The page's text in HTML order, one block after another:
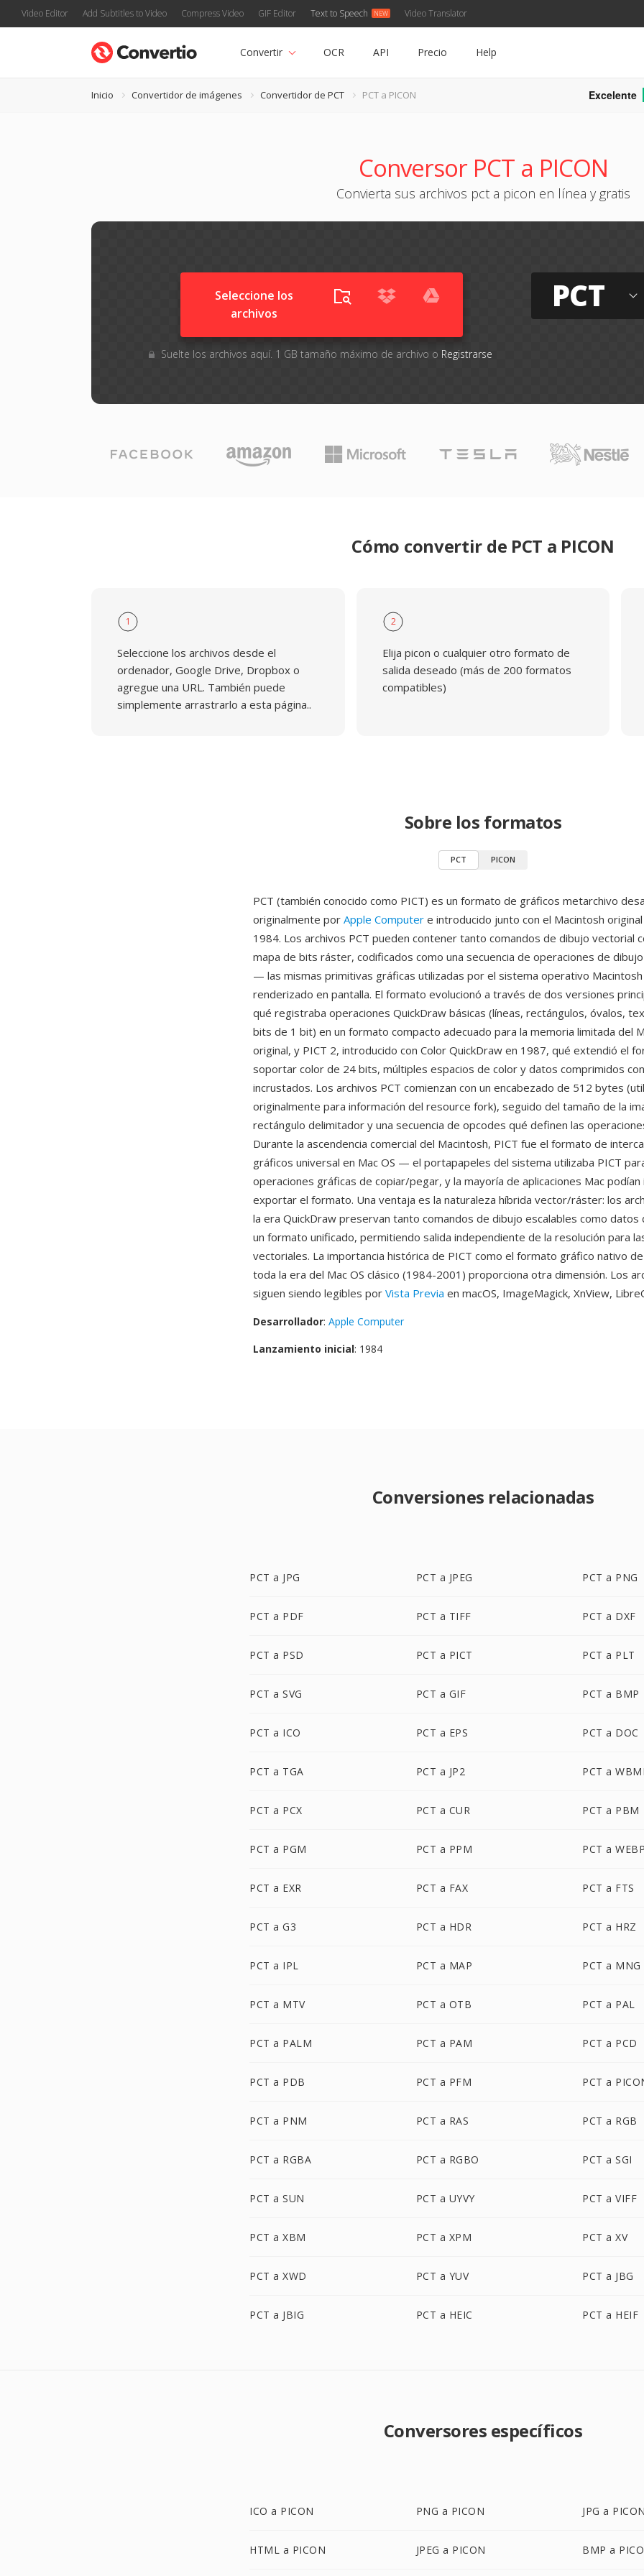
Video Editor Add Subtitles to Video Compress Video GIF Editor Text to Speech Video Translator
Convertir OCR API Precio Help
Inicio Convertidor de imágenes Convertidor de PCT PCT a PICON Excelente
Conversor PCT a PICON
Convierta sus archivos pct a picon en línea y gratis
Seleccione los
archivos
Suelte los archivos aquí. 1 GB tamaño máximo de archivo o Registrarse
PCT
Cómo convertir de PCT a PICON
1
Seleccione los archivos desde el
ordenador, Google Drive, Dropbox o
agregue una URL. También puede
simplemente arrastrarlo a esta página..
2
Elija picon o cualquier otro formato de
salida deseado (más de 200 formatos
compatibles)
Sobre los formatos
PCT PICON
PCT (también conocido como PICT) es un formato de gráficos metarchivo
originalmente por Apple Computer e introducido junto con el Macintosh
1984. Los archivos PCT pueden contener tanto comandos de dibujo vectorial
mapa de bits ráster, codificados como una secuencia de operaciones de
— las mismas primitivas gráficas utilizadas por el sistema operativo
renderizado en pantalla. El formato evolucionó a través de dos versiones
qué registraba operaciones QuickDraw básicas (líneas, rectángulos, óvalos,
bits de 1 bit) en un formato compacto adecuado para la memoria limitada del
original, y PICT 2, introducido con Color QuickDraw en 1987, qué extendió el
soportar color de 24 bits, múltiples espacios de color y datos comprimidos con
incrustados. Los archivos PCT comienzan con un encabezado de 512 bytes
originalmente para información del resource fork), seguido del tamaño de la
rectángulo delimitador y una secuencia de opcodes qué definen las
Durante la ascendencia comercial del Macintosh, PICT fue el formato de
gráficos universal en Mac OS — el portapapeles del sistema utilizaba PICT
operaciones gráficas de copiar/pegar, y la mayoría de aplicaciones Mac
exportar el formato. Una ventaja es la naturaleza híbrida vector/ráster: los
la era QuickDraw preservan tanto comandos de dibujo escalables como datos
un formato unificado, permitiendo salida independiente de la resolución para
vectoriales. La importancia histórica de PICT como el formato gráfico nativo
toda la era del Mac OS clásico (1984-2001) proporciona otra dimensión. Los
siguen siendo legibles por Vista Previa en macOS, ImageMagick, XnView,
Desarrollador: Apple Computer
Lanzamiento inicial: 1984
Conversiones relacionadas
PCT a JPG PCT a JPEG PCT a PNG
PCT a PDF PCT a TIFF PCT a DXF
PCT a PSD PCT a PICT PCT a PLT
PCT a SVG PCT a GIF PCT a BMP
PCT a ICO PCT a EPS PCT a DOC
PCT a TGA PCT a JP2 PCT a
PCT a PCX PCT a CUR PCT a PBM
PCT a PGM PCT a PPM PCT a
PCT a EXR PCT a FAX PCT a FTS
PCT a G3 PCT a HDR PCT a HRZ
PCT a IPL PCT a MAP PCT a MNG
PCT a MTV PCT a OTB PCT a PAL
PCT a PALM PCT a PAM PCT a PCD
PCT a PDB PCT a PFM PCT a
PCT a PNM PCT a RAS PCT a RGB
PCT a RGBA PCT a RGBO PCT a SGI
PCT a SUN PCT a UYVY PCT a VIFF
PCT a XBM PCT a XPM PCT a XV
PCT a XWD PCT a YUV PCT a JBG
PCT a JBIG PCT a HEIC PCT a HEIF
Conversores específicos
ICO a PICON PNG a PICON JPG a
HTML a PICON JPEG a PICON BMP a